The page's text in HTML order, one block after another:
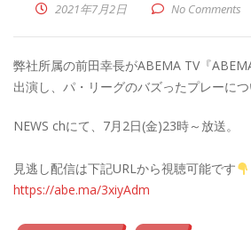
2021年7月2日 No Comments
弊社所属の前田幸長がABEMA TV『
出演し、パ・リーグのバズったプレーに
NEWS chにて、7月2日(金)23時～放送。
見逃し配信は下記URLから視聴可能です
https://abe.ma/3xiyAdm